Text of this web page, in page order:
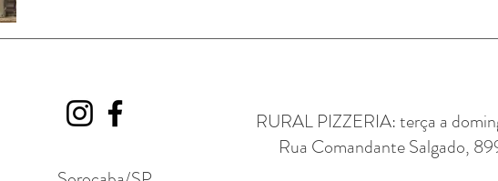
RURAL PIZZERIA: terça a
Rua Comandante Salgado,